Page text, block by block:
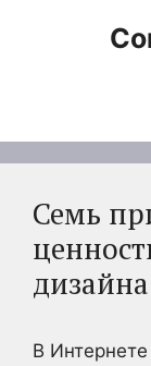
Семь
В